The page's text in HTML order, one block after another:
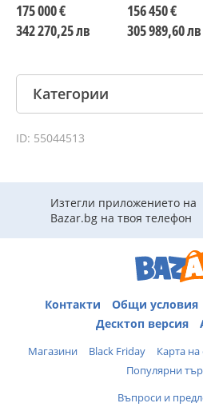
175 000 €
342 270,25 лв
156 450 €
305 989,60 лв
Категории
ID: 55044513
Изтегли приложението на
Bazar.bg на твоя телефон
Контакти Общи условия
Десктоп версия
Магазини Black Friday Карта на
Популярни
Въпроси и